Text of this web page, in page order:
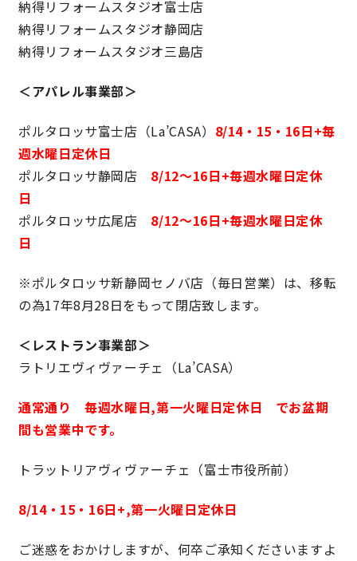
nattoku住宅 10のこだわり
身体に優しい自然素材の家
頑丈で長持ちの外壁
100年点検住宅
快適な室内環境へのこだわり
生涯続く安心のアフターフォロー
納得リフォームスタジオ富士店
納得リフォームスタジオ静岡店
納得リフォームスタジオ三島店
＜アパレル事業部＞
ポルタロッサ富士店（La’CASA） 8/14・15・16日+毎
週水曜日定休日
ポルタロッサ静岡店 8/12〜16日+毎週水曜日定休
日
ポルタロッサ広尾店 8/12〜16日+毎週水曜日定休
日
※ポルタロッサ新静岡セノバ店（毎日営業）は、移転
の為17年8月28日をもって閉店致します。
＜レストラン事業部＞
ラトリエヴィヴァーチェ（La’CASA）
通常通り 毎週水曜日,第一火曜日定休日 でお盆期
間も営業中です。
トラットリアヴィヴァーチェ（富士市役所前）
8/14・15・16日+,第一火曜日定休日
ご迷惑をおかけしますが、何卒ご承知くださいますよ